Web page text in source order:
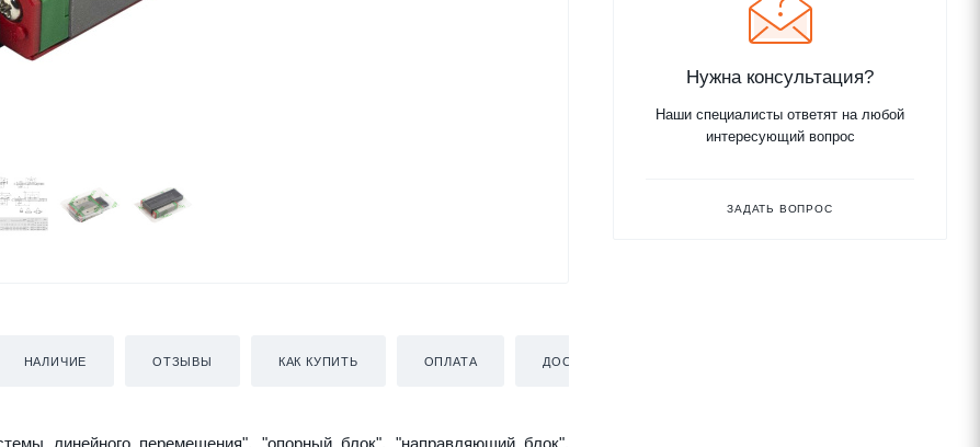
НАЛИЧИЕ ОТЗЫВЫ КАК КУПИТЬ ОПЛАТА ДОСТАВКА
линейного перемещения", "опорный блок", "направляющий блок",
Нужна консультация?
Наши специалисты ответят на любой
интересующий вопрос
ЗАДАТЬ ВОПРОС